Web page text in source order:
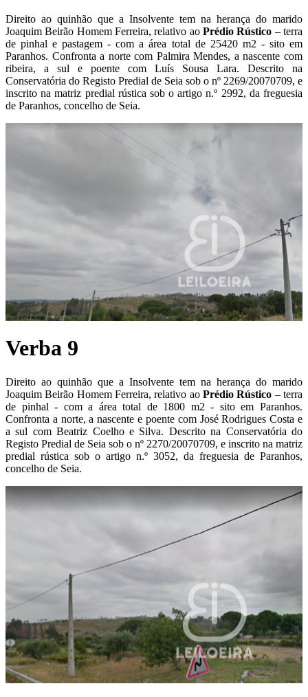
Direito ao quinhão que a Insolvente tem na herança do marido
Joaquim Beirão Homem Ferreira, relativo ao Prédio Rústico – terra
de pinhal e pastagem - com a área total de 25420 m2 - sito em
Paranhos. Confronta a norte com Palmira Mendes, a nascente com
ribeira, a sul e poente com Luís Sousa Lara. Descrito na
Conservatória do Registo Predial de Seia sob o nº 2269/20070709, e
inscrito na matriz predial rústica sob o artigo n.º 2992, da freguesia
de Paranhos, concelho de Seia.
Verba 9
Direito ao quinhão que a Insolvente tem na herança do marido
Joaquim Beirão Homem Ferreira, relativo ao Prédio Rústico – terra
de pinhal - com a área total de 1800 m2 - sito em Paranhos.
Confronta a norte, a nascente e poente com José Rodrigues Costa e
a sul com Beatriz Coelho e Silva. Descrito na Conservatória do
Registo Predial de Seia sob o nº 2270/20070709, e inscrito na matriz
predial rústica sob o artigo n.º 3052, da freguesia de Paranhos,
concelho de Seia.